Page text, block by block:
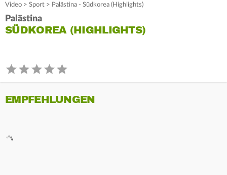
Video > Sport > Palästina - Südkorea (Highlights)
Palästina
SÜDKOREA (HIGHLIGHTS)
EMPFEHLUNGEN